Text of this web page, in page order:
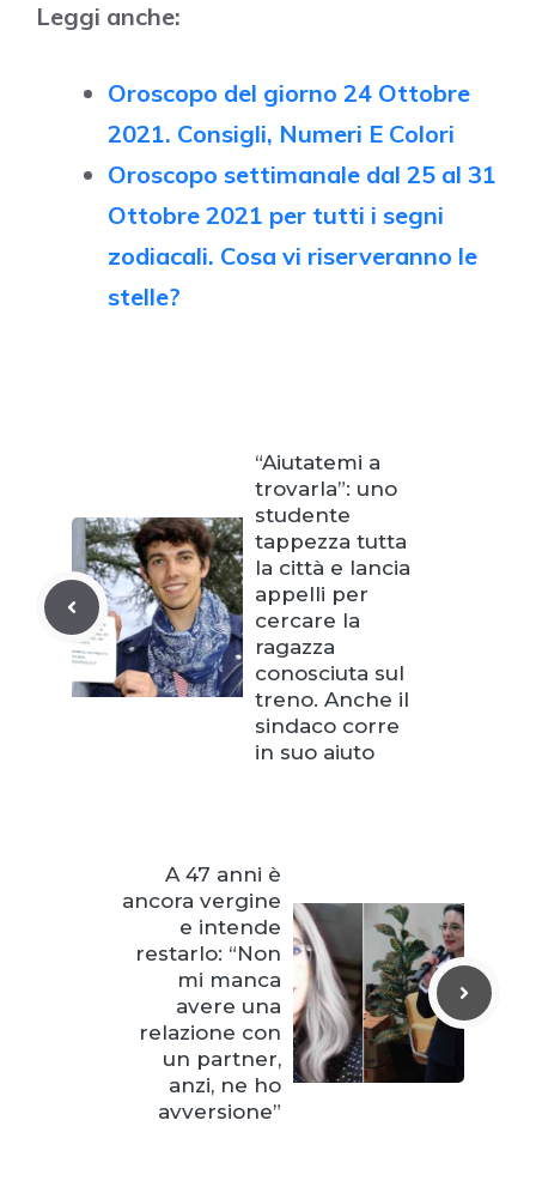
Leggi anche:
Oroscopo del giorno 24 Ottobre
2021. Consigli, Numeri E Colori
Oroscopo settimanale dal 25 al 31
Ottobre 2021 per tutti i segni
zodiacali. Cosa vi riserveranno le
stelle?
“Aiutatemi a
trovarla”: uno
studente
tappezza tutta
la città e lancia
appelli per
cercare la
ragazza
conosciuta sul
treno. Anche il
sindaco corre
in suo aiuto
A 47 anni è
ancora vergine
e intende
restarlo: “Non
mi manca
avere una
relazione con
un partner,
anzi, ne ho
avversione”